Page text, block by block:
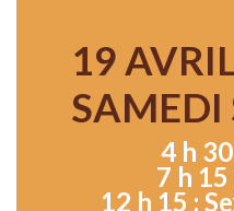
19
SAMEDI
4 h
7 h 15
12 h 15 :